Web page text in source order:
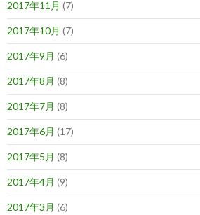
2017年11月 (7)
2017年10月 (7)
2017年9月 (6)
2017年8月 (8)
2017年7月 (8)
2017年6月 (17)
2017年5月 (8)
2017年4月 (9)
2017年3月 (6)